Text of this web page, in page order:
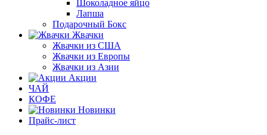
Шоколадное яйцо
Лапша
Подарочный Бокс
Жвачки
Жвачки из США
Жвачки из Европы
Жвачки из Азии
Акции
ЧАЙ
КОФЕ
Новинки
Прайс-лист